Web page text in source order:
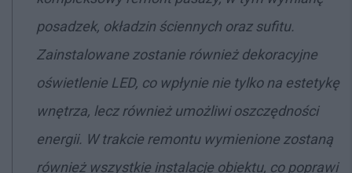
posadzek, okładzin ściennych oraz sufitu.
Zainstalowane zostanie również dekoracyjne
oświetlenie LED, co wpłynie nie tylko na estetykę
wnętrza, lecz również umożliwi oszczędności
energii. W trakcie remontu wymienione zostaną
również wszystkie instalacje obiektu, co poprawi